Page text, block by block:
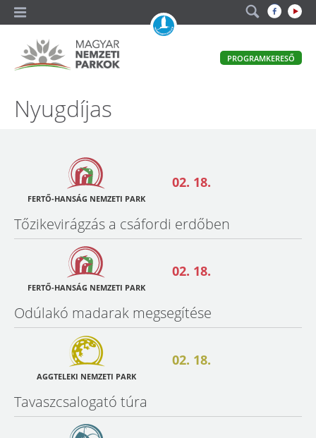
Magyar
PROGRAMKERESŐ
Nyugdíjas
FERTŐ-HANSÁG NEMZETI PARK
02. 18.
Tőzikevirágzás a csáfordi erdőben
FERTŐ-HANSÁG NEMZETI PARK
02. 18.
Odúlakó madarak megsegítése
AGGTELEKI NEMZETI PARK
02. 18.
Tavaszcsalogató túra